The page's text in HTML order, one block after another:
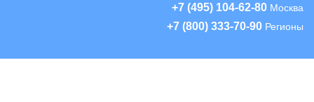
+7 (495) 104-62-80 Москва
+7 (800) 333-70-90 Регионы